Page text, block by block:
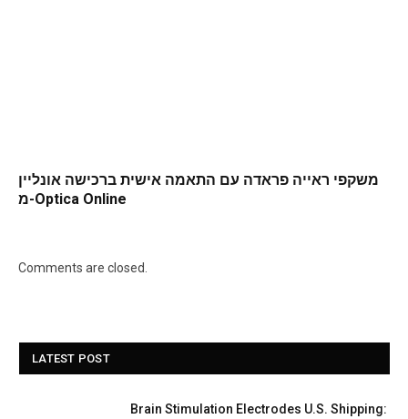
משקפי ראייה פראדה עם התאמה אישית ברכישה אונליין
מ-Optica Online
Comments are closed.
LATEST POST
Brain Stimulation Electrodes U.S. Shipping: